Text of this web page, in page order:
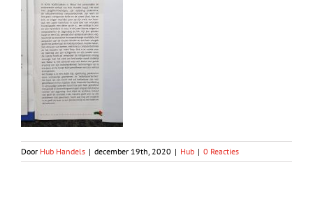
Door Hub Handels | december 19th, 2020 | Hub | 0 Reacties